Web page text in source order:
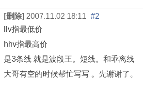
[删除] 2007.11.02 18:11 #2
llv指最低价
hhv指最高价
是3条线 就是波段王。短线。和乖离线
大哥有空的时候帮忙写写 。先谢谢了。